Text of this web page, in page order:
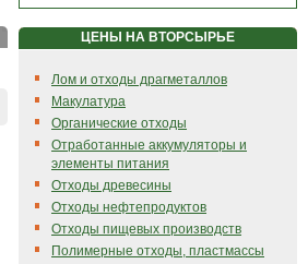
ЦЕНЫ НА ВТОРСЫРЬЕ
Лом и отходы драгметаллов
Макулатура
Органические отходы
Отработанные аккумуляторы и
элементы питания
Отходы древесины
Отходы нефтепродуктов
Отходы пищевых производств
Полимерные отходы, пластмассы